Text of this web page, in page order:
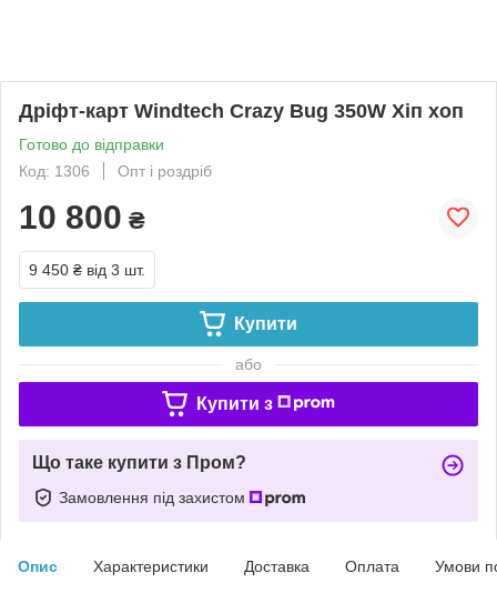
Дріфт-карт Windtech Crazy Bug 350W Хіп хоп
Готово до відправки
Код: 1306
Опт і роздріб
10 800 ₴
9 450 ₴ від 3 шт.
Купити
або
Купити з
Що таке купити з Пром?
Замовлення під захистом
Опис Характеристики Доставка Оплата Умови